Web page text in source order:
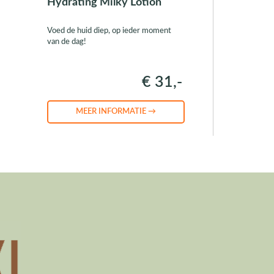
Hydrating Milky Lotion
Voed de huid diep, op ieder moment
van de dag!
€ 31,-
MEER INFORMATIE →